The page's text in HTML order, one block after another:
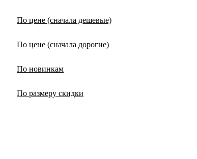
По цене (сначала дешевые)
По цене (сначала дорогие)
По новинкам
По размеру скидки